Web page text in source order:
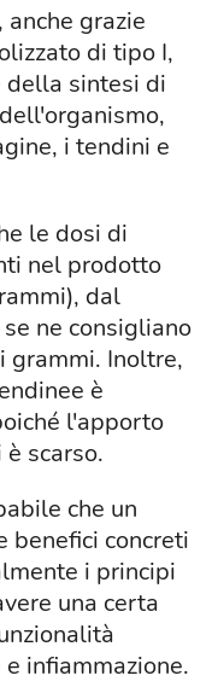
, anche grazie
di tipo I,
della sintesi di
i tendini e
le dosi di
nel prodotto
dal
ne consigliano
grammi. Inoltre,
è
l'apporto
scarso.
che un
benefici concreti
i principi
una certa
infiammazione.